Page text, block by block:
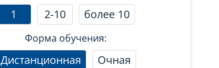
1 2-10 более 10
Форма обучения:
Дистанционная Очная